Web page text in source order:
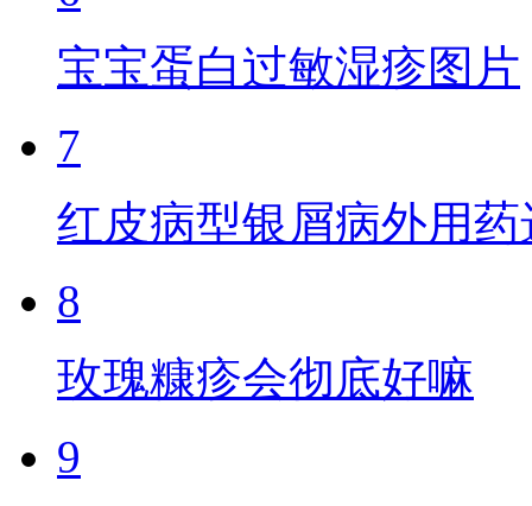
宝宝蛋白过敏湿疹图片
7
红皮病型银屑病外用药
8
玫瑰糠疹会彻底好嘛
9